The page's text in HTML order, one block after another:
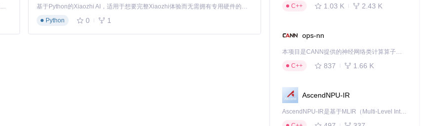
「源启盛夏」暑期校园开发者成长计划旨在激活校园开源力量，通过积分激励、认证扶持、资源倾斜等形式，引导高校组织和开发者完成「入驻 — 建项目 — 做贡献 — 获认证 — 得资源」的完整闭环。无论你是想带领社团入驻平台的组织者，还是希望用代码贡献证明自己的开发者，都能在这里找到属于你的成长路径。
基于Python的Xiaozhi AI，适用于想要完整Xiaozhi体验而无需拥有专用硬件的用户。
Python
0 1
C++
1.03 K 2.43 K
ops-nn
本项目是CANN提供的神经网络类计算算子库，实现网络在NPU上加速计算。
C++
837 1.66 K
AscendNPU-IR
AscendNPU-IR是基于MLIR（Multi-Level Intermediate Representation）构建的，面向昇腾亲和算子编译时使用的中间表示，提供昇腾完备表达能力，通过编译优化提升昇腾AI处理器计算效率，支持通过生态框架使能昇腾AI处理器与深度调优